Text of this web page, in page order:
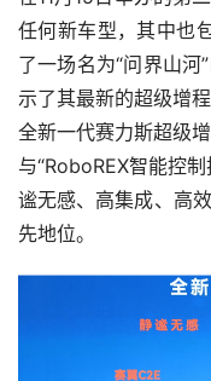
任何新车型，其中也
了一场名为“问界山
示了其最新的超级增程
全新一代赛力斯超级
与“RoboREX智能控
谧无感、高集成、高
先地位。